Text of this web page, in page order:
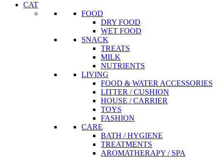
CAT
FOOD
DRY FOOD
WET FOOD
SNACK
TREATS
MILK
NUTRIENTS
LIVING
FOOD & WATER ACCESSORIES
LITTER / CUSHION
HOUSE / CARRIER
TOYS
FASHION
CARE
BATH / HYGIENE
TREATMENTS
AROMATHERAPY / SPA